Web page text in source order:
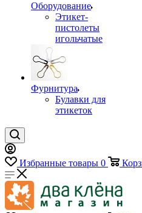
Оборудование
Этикет-
пистолеты
игольчатые
Фурнитура
Булавки для
этикеток
Избранные товары 0